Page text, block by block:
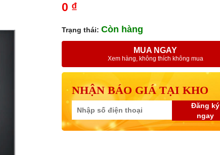
0 ₫
Trạng thái: Còn hàng
MUA NGAY
Xem hàng, không thích không mua
NHẬN BÁO GIÁ TẠI KHO
Đăng ký
ngay